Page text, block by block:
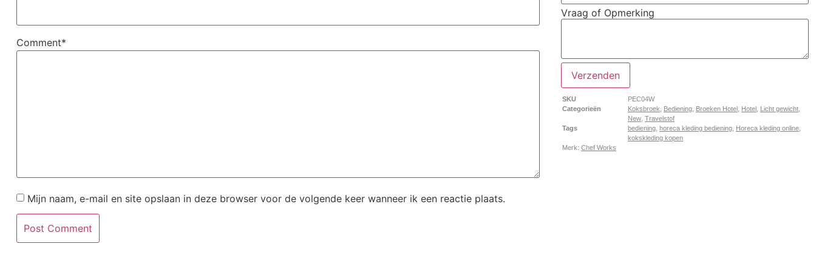
Comment*
Mijn naam, e-mail en site opslaan in deze browser voor de volgende keer wanneer ik een reactie plaats.
Vraag of Opmerking
Verzenden
SKU
PEC04W
Categorieën
Koksbroek Bediening Broeken Hotel Hotel Licht gewicht
New ,Travelstof
Tags
bediening ,horeca kleding bediening Horeca kleding online
kokskleding kopen
Merk:Chef Works